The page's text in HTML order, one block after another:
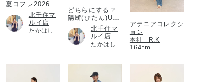
夏コフレ2026
北千住マ
ルイ店
たかはし
どちらにする？
陽断(ひだん)UV
パウダー北千住マ
ルイ店
たかはし
アテニアコレクシ
ョン
本社 R.K
164cm